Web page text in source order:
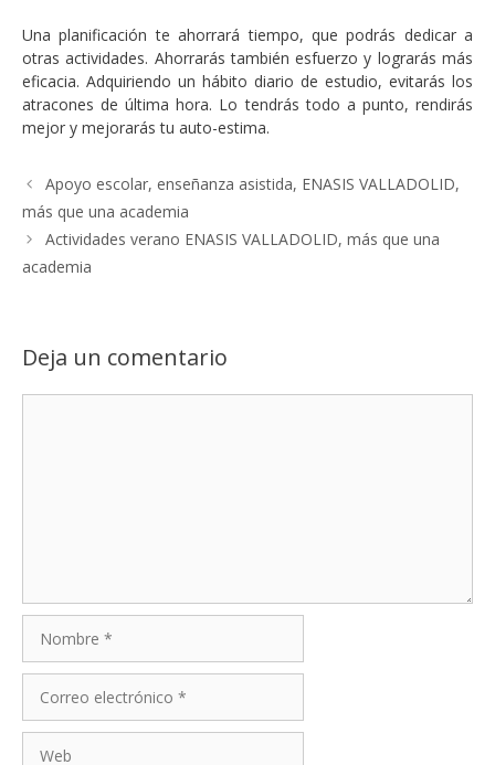
Una planificación te ahorrará tiempo, que podrás dedicar a
otras actividades. Ahorrarás también esfuerzo y lograrás más
eficacia. Adquiriendo un hábito diario de estudio, evitarás los
atracones de última hora. Lo tendrás todo a punto, rendirás
mejor y mejorarás tu auto-estima.
Apoyo escolar, enseñanza asistida, ENASIS VALLADOLID,
más que una academia
Actividades verano ENASIS VALLADOLID, más que una
academia
Deja un comentario
electrónico